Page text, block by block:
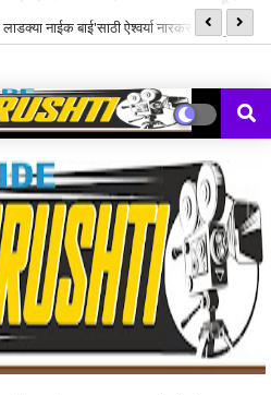
नाईक बाई'साठी ऐश्वर्या नारकर यांनी पुन्हा